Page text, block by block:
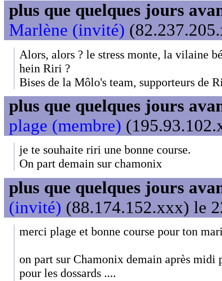
plus que quelques jours
Marlène (invité)
Alors, alors ? le stress monte, la vilaine
hein Riri ?
Bises de la Môlo's team, supporteurs de
plus que quelques jours
plage (membre)
je te souhaite riri une bonne course.
On part demain sur chamonix
plus que quelques jours
(invité) (88.174.152.xxx) le
merci plage et bonne course pour ton
on part sur Chamonix demain après
pour les dossards ....